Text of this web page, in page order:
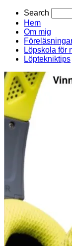
Search
Hem
Om mig
Löpskola för
Löptekniktips